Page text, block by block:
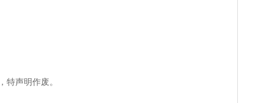
特声明作废。